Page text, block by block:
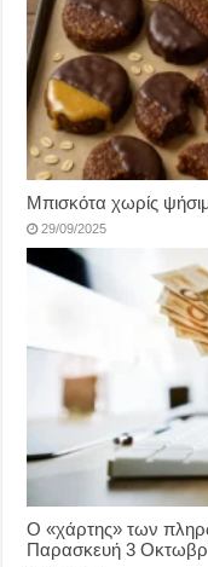
Μπισκότα χωρίς
29/09/2025
Ο «χάρτης» των
Παρασκευή 3